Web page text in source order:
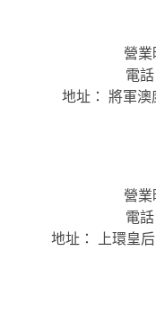
營業
電
地址： 將軍
(
營業
電
地址： 上環皇
A